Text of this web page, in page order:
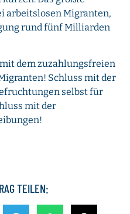
arbeitslosen Migranten,
rund fünf Milliarden
dem zuzahlungsfreien
Schluss mit der
selbst für
mit der
TEILEN: